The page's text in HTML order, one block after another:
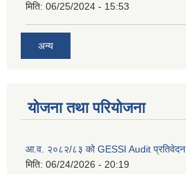
मिति: 06/25/2024 - 15:53
अन्य
योजना तथा परियोजना
आ.व. २०८२/८३ को GESSI Audit प्रतिवेदन
मिति: 06/24/2026 - 20:19